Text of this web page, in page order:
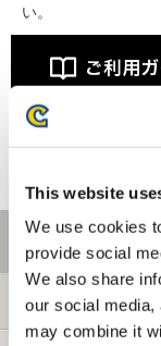
This website
We use cookies
provide social
We also share
our social media,
may combine it
い。
ご利用情報
初めての方へ